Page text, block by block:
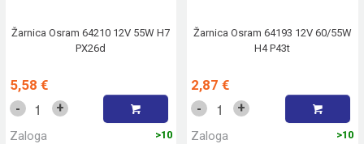
Žarnica Osram 64210 12V 55W H7
PX26d
5,58 €
- +
Zaloga >10
Žarnica Osram 64193 12V 60/55W
H4 P43t
2,87 €
- +
Zaloga >10